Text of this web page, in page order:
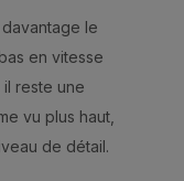
davantage le
en vitesse
reste une
vu plus haut,
de détail.